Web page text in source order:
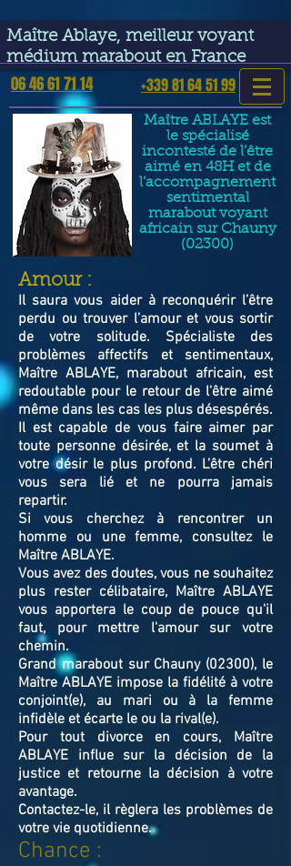
Maître Ablaye, meilleur voyant
médium marabout en France
06 46 61 71 14 +339 81 64 51 99
Maître ABLAYE est
le spécialisé
incontesté de l’être
aimé en 48H et de
l’accompagnement
sentimental
marabout voyant
africain sur Chauny
(02300)
​Amour :
Il saura vous aider à reconquérir l’être
perdu ou trouver l’amour et vous sortir
de votre solitude. Spécialiste des
problèmes affectifs et sentimentaux,
Maître ABLAYE, marabout africain, est
redoutable pour le retour de l'être aimé
même dans les cas les plus désespérés.
Il est capable de vous faire aimer par
toute personne désirée, et la soumet à
votre désir le plus profond. L’être chéri
vous sera lié et ne pourra jamais
repartir.
Si vous cherchez à rencontrer un
homme ou une femme, consultez le
Maître ABLAYE.
Vous avez des doutes, vous ne souhaitez
plus rester célibataire, Maître ABLAYE
vous apportera le coup de pouce qu'il
faut, pour mettre l'amour sur votre
chemin.
Grand marabout sur Chauny (02300), le
Maître ABLAYE impose la fidélité à votre
conjoint(e), au mari ou à la femme
infidèle et écarte le ou la rival(e).
Pour tout divorce en cours, Maître
ABLAYE influe sur la décision de la
justice et retourne la décision à votre
avantage.
Contactez-le, il règlera les problèmes de
votre vie quotidienne.
Chance :